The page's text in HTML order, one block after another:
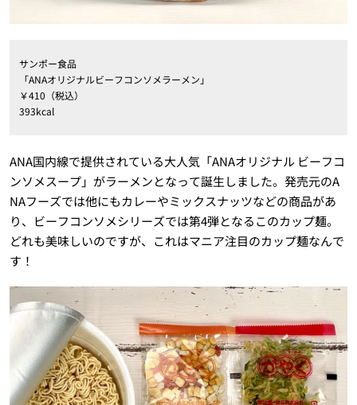
サンポー食品
「ANAオリジナルビーフコンソメラーメン」
￥410（税込）
393kcal
ANA国内線で提供されている大人気「ANAオリジナル ビーフコ
ンソメスープ」がラーメンとなって誕生しました。発売元のA
NAフーズでは他にもカレーやミックスナッツなどの商品があ
り、ビーフコンソメシリーズでは第4弾となるこのカップ麺。
どれも美味しいのですが、これはマニア注目のカップ麺なんで
す！